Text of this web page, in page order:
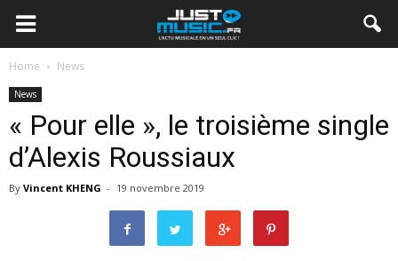
Home News
News
« Pour elle », le troisième single
d’Alexis Roussiaux
By Vincent KHENG - 19 novembre 2019